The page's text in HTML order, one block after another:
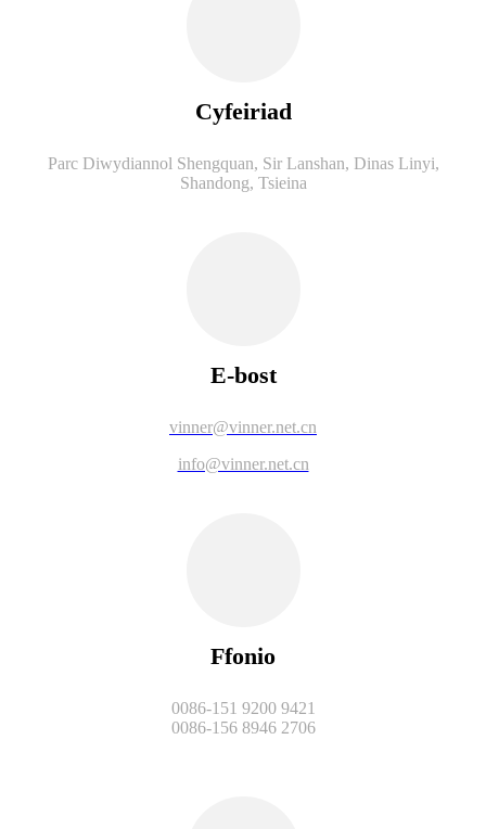
Cyfeiriad
Parc Diwydiannol Shengquan, Sir Lanshan, Dinas Linyi,
Shandong, Tsieina
E-bost
vinner@vinner.net.cn
info@vinner.net.cn
Ffonio
0086-151 9200 9421
0086-156 8946 2706